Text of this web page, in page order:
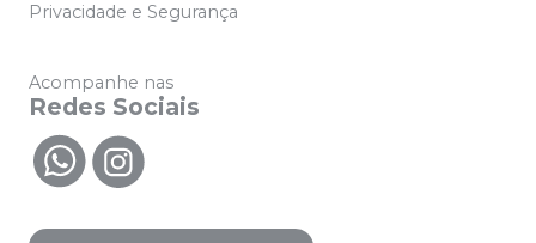
Privacidade e Segurança
Acompanhe nas
Redes Sociais